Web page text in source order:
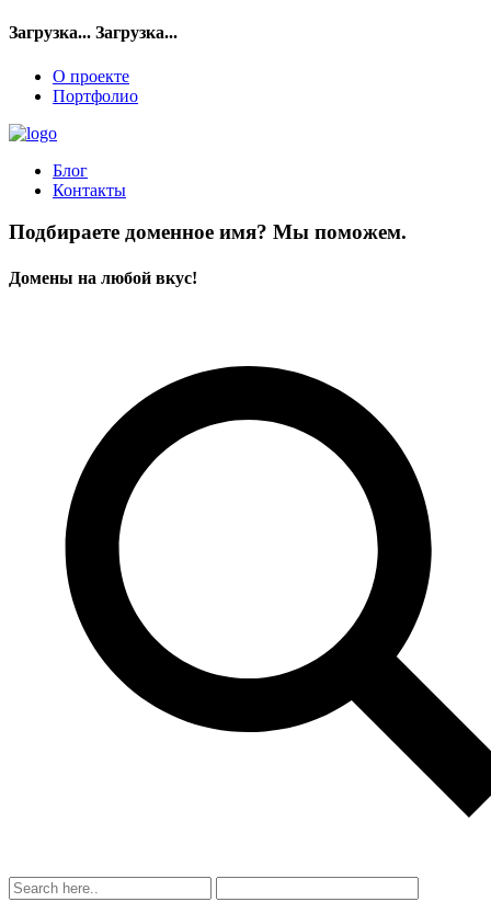
Загрузка... Загрузка...
О проекте
Портфолио
Блог
Контакты
Подбираете доменное имя? Мы поможем.
Домены на любой вкус!